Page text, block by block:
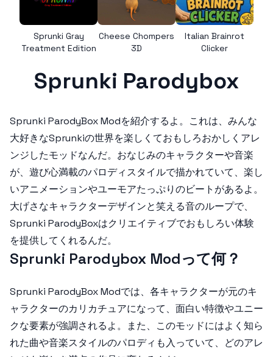
Sprunki Gray
Treatment Edition
Cheese Chompers
3D
Italian Brainrot
Clicker
Sprunki Parodybox
Sprunki ParodyBox Modを紹介するよ。これは、みんな
大好きなSprunkiの世界を楽しくておもしろおかしくアレ
ンジしたモッドなんだ。おなじみのキャラクターや音楽
が、遊び心満載のパロディスタイルで描かれていて、楽し
いアニメーションやユーモアたっぷりのビートがあるよ。
大げさなキャラクターデザインと笑える音のループで、
Sprunki ParodyBoxはクリエイティブでおもしろい体験
を提供してくれるんだ。
Sprunki Parodybox Modって何？
Sprunki ParodyBox Modでは、各キャラクターが元のキ
ャラクターのカリカチュアになって、面白い特徴やユニー
クな要素が強調されるよ。また、このモッドにはよく知ら
れた曲や音楽スタイルのパロディも入っていて、どのアレ